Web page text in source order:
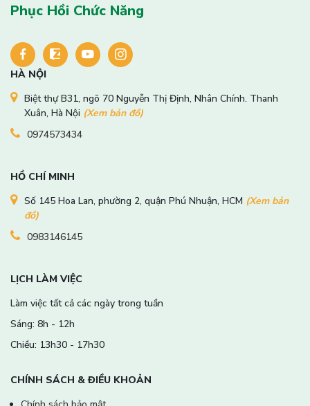
Phục Hồi Chức Năng
HÀ NỘI
Biệt thự B31, ngõ 70 Nguyễn Thị Định, Nhân Chính. Thanh
Xuân, Hà Nội (Xem bản đồ)
0974573434
HỒ CHÍ MINH
Số 145 Hoa Lan, phường 2, quận Phú Nhuận, HCM (Xem bản
đồ)
0983146145
LỊCH LÀM VIỆC
Làm việc tất cả các ngày trong tuần
Sáng: 8h - 12h
Chiều: 13h30 - 17h30
CHÍNH SÁCH & ĐIỀU KHOẢN